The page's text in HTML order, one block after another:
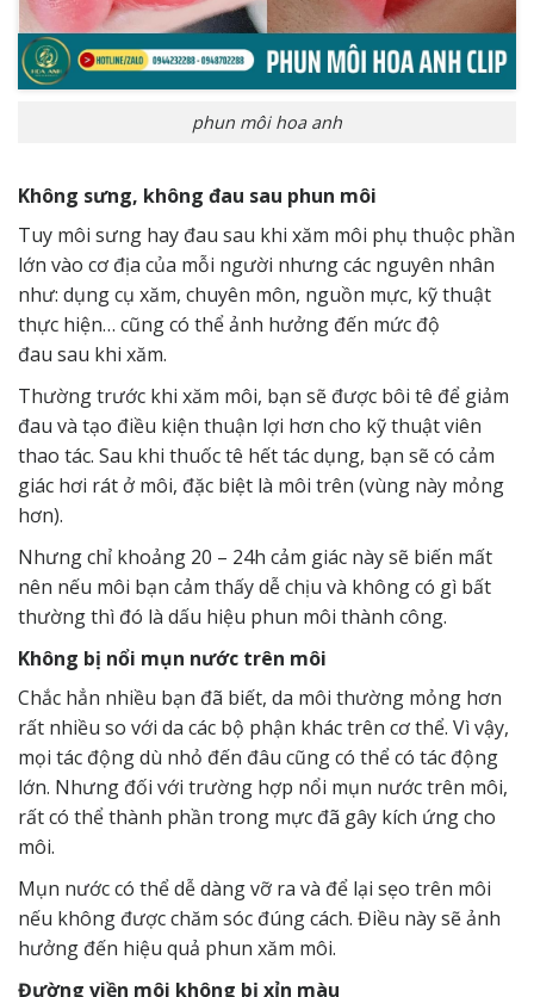
phun môi hoa anh
Không sưng, không đau sau phun môi
Tuy môi sưng hay đau sau khi xăm môi phụ thuộc phần
lớn vào cơ địa của mỗi người nhưng các nguyên nhân
như: dụng cụ xăm, chuyên môn, nguồn mực, kỹ thuật
thực hiện… cũng có thể ảnh hưởng đến mức độ
đau sau khi xăm.
Thường trước khi xăm môi, bạn sẽ được bôi tê để giảm
đau và tạo điều kiện thuận lợi hơn cho kỹ thuật viên
thao tác. Sau khi thuốc tê hết tác dụng, bạn sẽ có cảm
giác hơi rát ở môi, đặc biệt là môi trên (vùng này mỏng
hơn).
Nhưng chỉ khoảng 20 – 24h cảm giác này sẽ biến mất
nên nếu môi bạn cảm thấy dễ chịu và không có gì bất
thường thì đó là dấu hiệu phun môi thành công.
Không bị nổi mụn nước trên môi
Chắc hẳn nhiều bạn đã biết, da môi thường mỏng hơn
rất nhiều so với da các bộ phận khác trên cơ thể. Vì vậy,
mọi tác động dù nhỏ đến đâu cũng có thể có tác động
lớn. Nhưng đối với trường hợp nổi mụn nước trên môi,
rất có thể thành phần trong mực đã gây kích ứng cho
môi.
Mụn nước có thể dễ dàng vỡ ra và để lại sẹo trên môi
nếu không được chăm sóc đúng cách. Điều này sẽ ảnh
hưởng đến hiệu quả phun xăm môi.
Đường viền môi không bị xỉn màu